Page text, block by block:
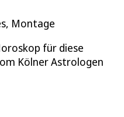
Montage
für diese
Kölner Astrologen